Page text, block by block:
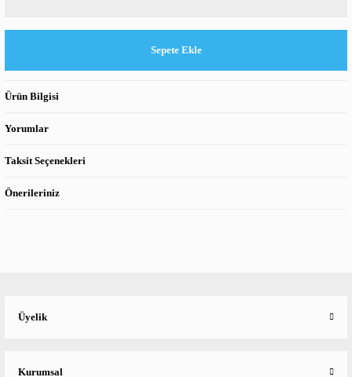
Sepete Ekle
Ürün Bilgisi
Yorumlar
Taksit Seçenekleri
Önerileriniz
Üyelik
Kurumsal